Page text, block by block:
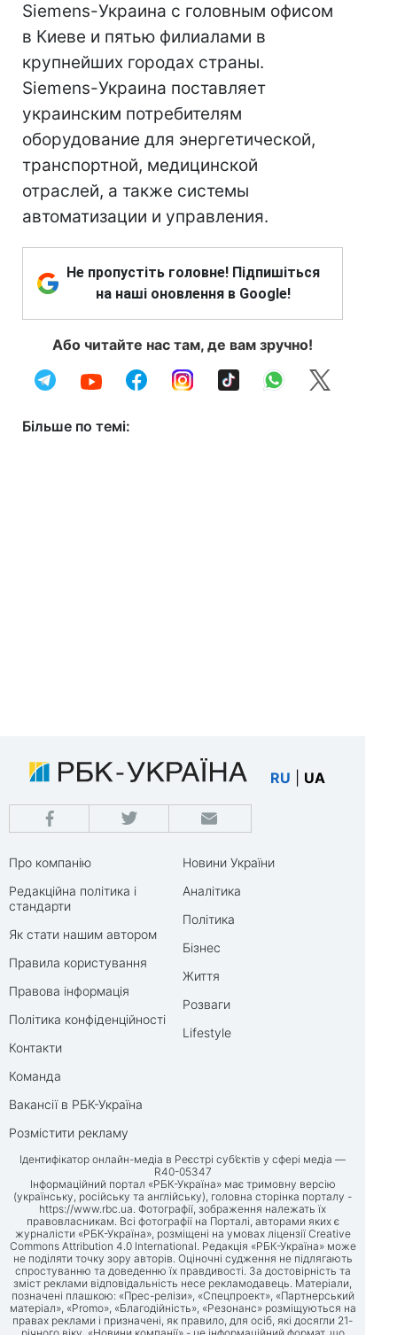
Siemens-Украина с головным офисом
в Киеве и пятью филиалами в
крупнейших городах страны.
Siemens-Украина поставляет
украинским потребителям
оборудование для энергетической,
транспортной, медицинской
отраслей, а также системы
автоматизации и управления.
Не пропустіть головне! Підпишіться
на наші оновлення в Google!
Або читайте нас там, де вам зручно!
Більше по темі:
RU UA
Про компанію
Редакційна політика і
стандарти
Як стати нашим автором
Правила користування
Правова інформація
Політика конфіденційності
Контакти
Команда
Вакансії в РБК-Україна
Розмістити рекламу
Новини України
Аналітика
Політика
Бізнес
Життя
Розваги
Lifestyle
Ідентифікатор онлайн-медіа в Реєстрі суб’єктів у сфері медіа —
R40-05347
Інформаційний портал «РБК-Україна» має тримовну версію
(українську, російську та англійську), головна сторінка порталу -
https://www.rbc.ua. Фотографії, зображення належать їх
правовласникам. Всі фотографії на Порталі, авторами яких є
журналісти «РБК-Україна», розміщені на умовах ліцензії Creative
Commons Attribution 4.0 International. Редакція «РБК-Україна» може
не поділяти точку зору авторів. Оціночні судження не підлягають
спростуванню та доведенню їх правдивості. За достовірність та
зміст реклами відповідальність несе рекламодавець. Матеріали,
позначені плашкою: «Прес-релізи», «Спецпроект», «Партнерський
матеріал», «Promo», «Благодійність», «Резонанс» розміщуються на
правах реклами і призначені, як правило, для осіб, які досягли 21-